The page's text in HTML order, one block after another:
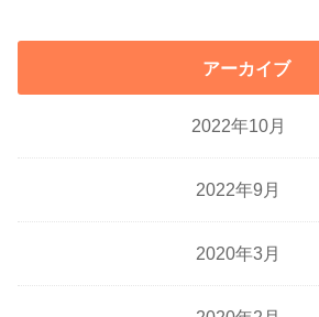
アーカイブ
2022年10月
2022年9月
2020年3月